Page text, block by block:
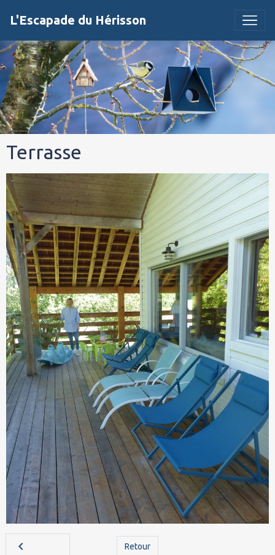
L'Escapade du Hérisson
Terrasse
Retour